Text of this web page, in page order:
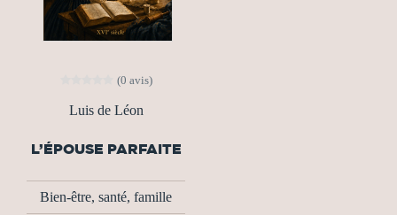
(0 avis)
Luis de Léon
L’ÉPOUSE PARFAITE
Bien-être, santé, famille